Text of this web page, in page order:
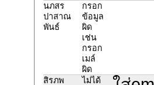
นภสร
ปาสาณ
พันธ์
กรอก
ข้อมูล
ผิด
เช่น
กรอก
เมล์
ผิด
สิรภพ
ไม่ได้